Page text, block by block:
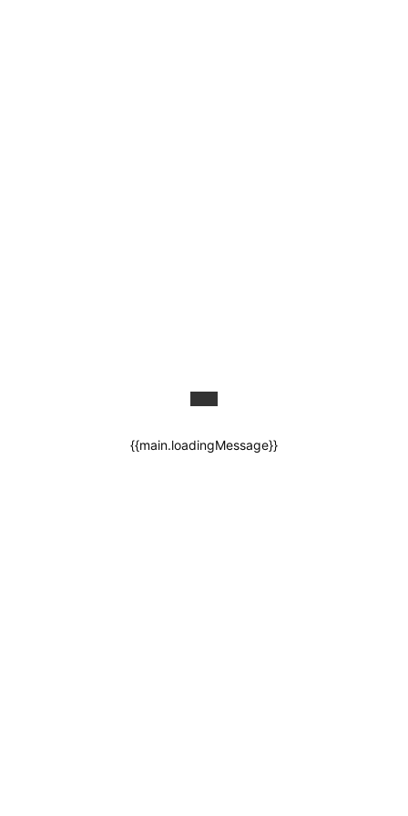
{{main.loadingMessage}}